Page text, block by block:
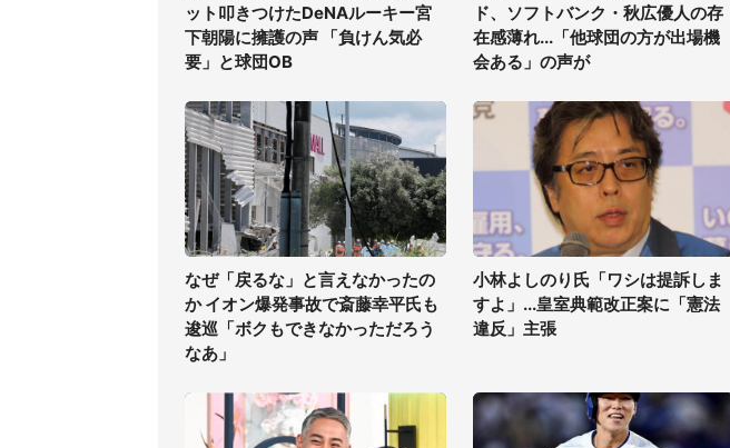
ット叩きつけたDeNAルーキー宮
下朝陽に擁護の声 「負けん気必
要」と球団OB
ド、ソフトバンク・秋広優人の存
在感薄れ...「他球団の方が出場機
会ある」の声が
なぜ「戻るな」と言えなかったの
か イオン爆発事故で斎藤幸平氏も
逡巡「ボクもできなかっただろう
なあ」
小林よしのり氏「ワシは提訴しま
すよ」...皇室典範改正案に「憲法
違反」主張